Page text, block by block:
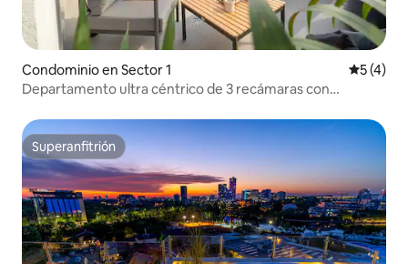
Condominio en Sector 1
5 (4)
Departamento ultra céntrico de 3 recámaras con
Superanfitrión
Superanfitrión